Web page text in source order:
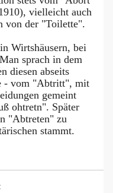
vielleicht auch
von der "Toilette".
Wirtshäusern, bei
sprach in dem
diesen abseits
- vom "Abtritt", mit
gemeint
ohtretn". Später
"Abtreten" zu
stammt.